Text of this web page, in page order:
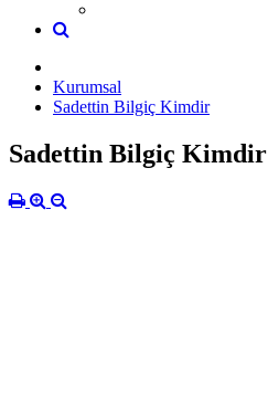
Kurumsal
Sadettin Bilgiç Kimdir
Sadettin Bilgiç Kimdir